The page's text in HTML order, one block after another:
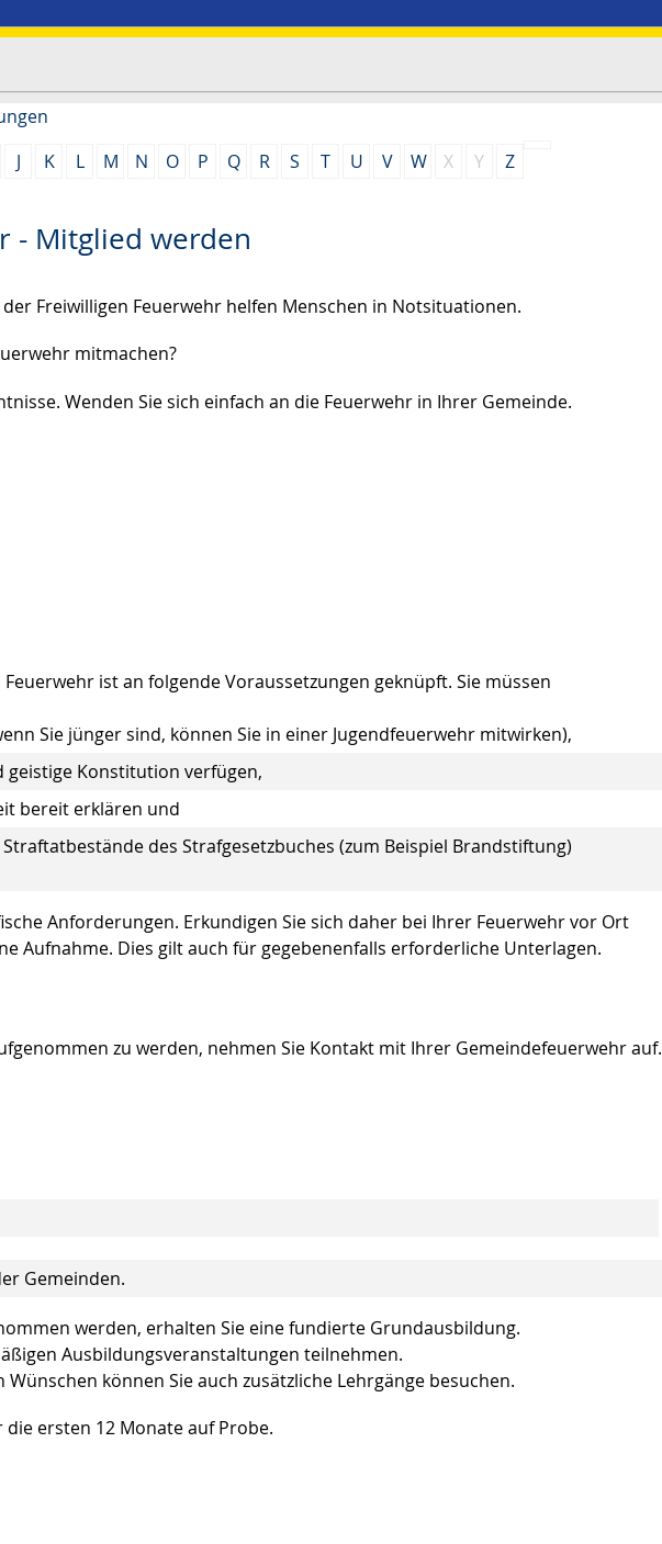
J K L M N O P Q R S T U V W X Y Z
- Mitglied werden
Freiwilligen Feuerwehr helfen Menschen in Notsituationen.
mitmachen?
Wenden Sie sich einfach an die Feuerwehr in Ihrer Gemeinde.
ist an folgende Voraussetzungen geknüpft. Sie müssen
Sie jünger sind, können Sie in einer Jugendfeuerwehr mitwirken),
Konstitution verfügen,
bereit erklären und
des Strafgesetzbuches (zum Beispiel Brandstiftung)
Anforderungen. Erkundigen Sie sich daher bei Ihrer Feuerwehr vor Ort
Aufnahme. Dies gilt auch für gegebenenfalls erforderliche Unterlagen.
zu werden, nehmen Sie Kontakt mit Ihrer Gemeindefeuerwehr auf.
Gemeinden.
werden, erhalten Sie eine fundierte Grundausbildung.
Ausbildungsveranstaltungen teilnehmen.
können Sie auch zusätzliche Lehrgänge besuchen.
ersten 12 Monate auf Probe.